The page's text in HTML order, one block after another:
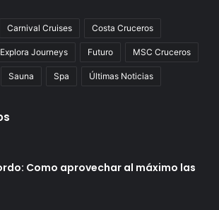
Carnival Cruises Costa Cruceros
Explora Journeys Futuro MSC Cruceros
Sauna Spa Últimas Noticias
Como aprovechar al máximo las